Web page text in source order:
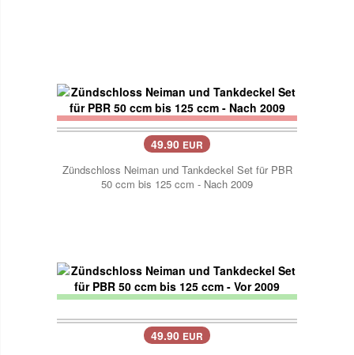
49.90 EUR
Zündschloss Neiman und Tankdeckel Set für PBR
50 ccm bis 125 ccm - Nach 2009
49.90 EUR